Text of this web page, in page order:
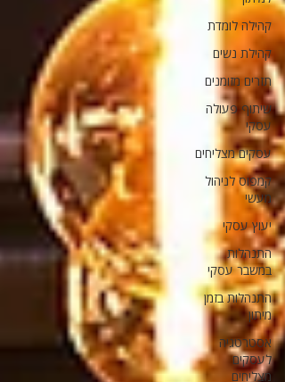
קהילה לומדת
קהילת נשים
תזרים מזומנים
שיתוף פעולה
עסקי
עסקים מצליחים
קמפוס לניהול
מעשי
יעוץ עסקי
התנהלות
במשבר עסקי
התנהלות בזמן
מיתון
אסטרטגיה
לעסקים
מצליחים